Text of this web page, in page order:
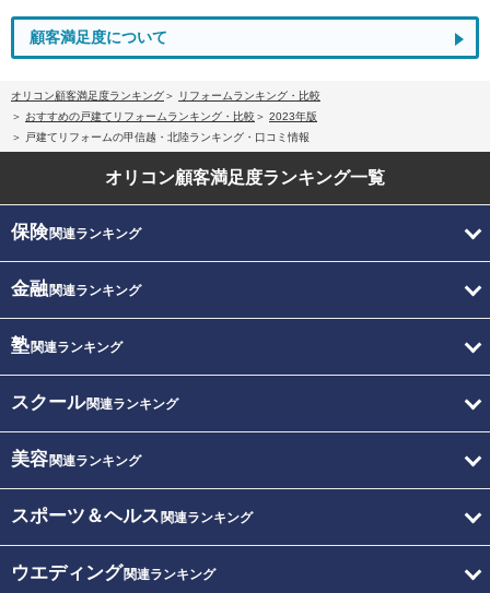
顧客満足度について
オリコン顧客満足度ランキング
リフォームランキング・比較
おすすめの戸建てリフォームランキング・比較
2023年版
戸建てリフォームの甲信越・北陸ランキング・口コミ情報
オリコン顧客満足度ランキング一覧
保険関連ランキング
金融関連ランキング
塾関連ランキング
スクール関連ランキング
美容関連ランキング
スポーツ＆ヘルス 関連ランキング
ウエディング関連ランキング